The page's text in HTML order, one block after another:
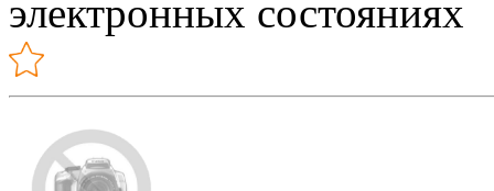
электронных состояниях